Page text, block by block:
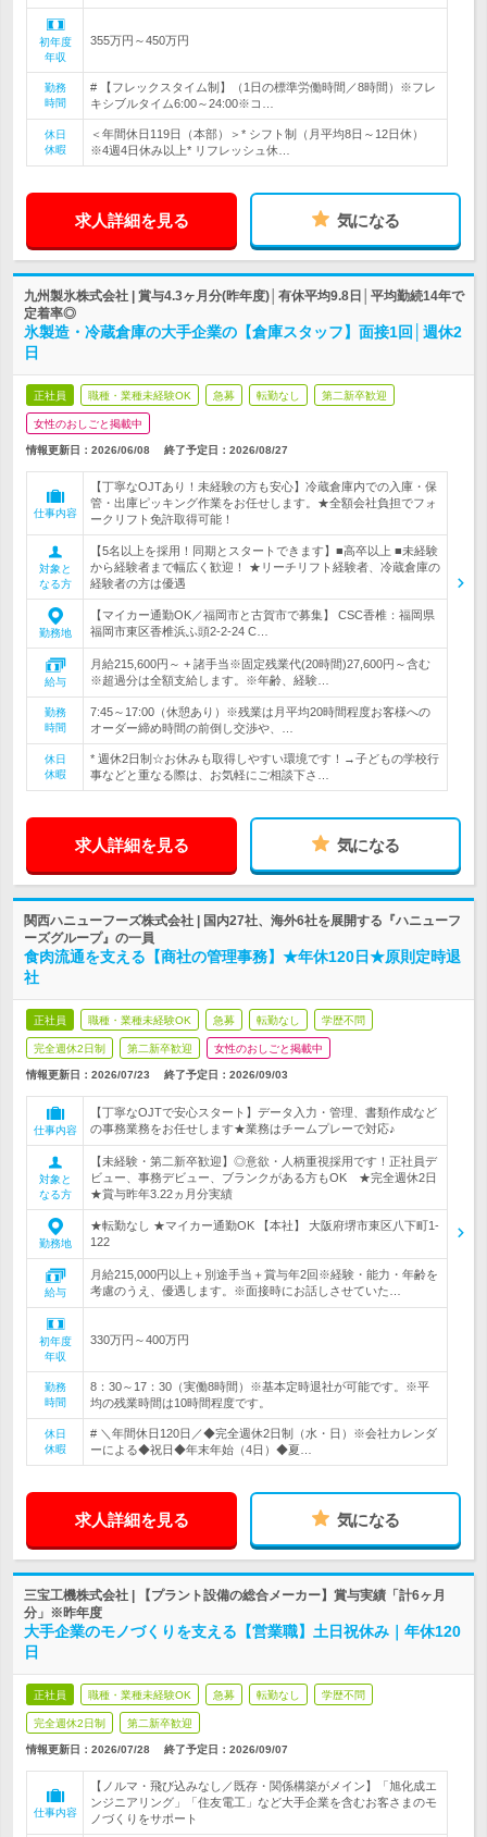
初年度
年収
355万円～450万円
勤務
時間
# 【フレックスタイム制】（1日の標準労働時間／8時間）※フレ
キシブルタイム6:00～24:00※コ…
休日
休暇
＜年間休日119日（本部）＞* シフト制（月平均8日～12日休）
※4週4日休み以上* リフレッシュ休…
求人詳細を見る 気になる
九州製氷株式会社 | 賞与4.3ヶ月分(昨年度)│有休平均9.8日│平均勤続14年で
定着率◎
氷製造・冷蔵倉庫の大手企業の【倉庫スタッフ】面接1回│週休2
日
正社員 職種・業種未経験OK 急募 転勤なし 第二新卒歓迎
女性のおしごと掲載中
情報更新日：2026/06/08 終了予定日： 2026/08/27
仕事内容
【丁寧なOJTあり！未経験の方も安心】冷蔵倉庫内での入庫・保
管・出庫ピッキング作業をお任せします。★全額会社負担でフォ
ークリフト免許取得可能！
対象と
なる方
【5名以上を採用！同期とスタートできます】■高卒以上 ■未経験
から経験者まで幅広く歓迎！ ★リーチリフト経験者、冷蔵倉庫の
経験者の方は優遇
勤務地
【マイカー通勤OK／福岡市と古賀市で募集】 CSC香椎：福岡県
福岡市東区香椎浜ふ頭2-2-24 C…
給与
月給215,600円～ + 諸手当※固定残業代(20時間)27,600円～含む
※超過分は全額支給します。※年齢、経験…
勤務
時間
7:45～17:00（休憩あり）※残業は月平均20時間程度お客様への
オーダー締め時間の前倒し交渉や、…
休日
休暇
* 週休2日制☆お休みも取得しやすい環境です！→子どもの学校行
事などと重なる際は、お気軽にご相談下さ…
求人詳細を見る 気になる
関西ハニューフーズ株式会社 | 国内27社、海外6社を展開する『ハニューフ
ーズグループ』の一員
食肉流通を支える【商社の管理事務】★年休120日★原則定時退
社
正社員 職種・業種未経験OK 急募 転勤なし 学歴不問
完全週休2日制 第二新卒歓迎 女性のおしごと掲載中
情報更新日：2026/07/23 終了予定日： 2026/09/03
仕事内容
【丁寧なOJTで安心スタート】データ入力・管理、書類作成など
の事務業務をお任せします★業務はチームプレーで対応♪
対象と
なる方
【未経験・第二新卒歓迎】◎意欲・人柄重視採用です！正社員デ
ビュー、事務デビュー、ブランクがある方もOK ★完全週休2日
★賞与昨年3.22ヵ月分実績
勤務地
★転勤なし ★マイカー通勤OK 【本社】 大阪府堺市東区八下町1-
122
給与
月給215,000円以上＋別途手当＋賞与年2回※経験・能力・年齢を
考慮のうえ、優遇します。※面接時にお話しさせていた…
初年度
年収
330万円～400万円
勤務
時間
8：30～17：30（実働8時間）※基本定時退社が可能です。※平
均の残業時間は10時間程度です。
休日
休暇
# ＼年間休日120日／◆完全週休2日制（水・日）※会社カレンダ
ーによる◆祝日◆年末年始（4日）◆夏…
求人詳細を見る 気になる
三宝工機株式会社 | 【プラント設備の総合メーカー】賞与実績「計6ヶ月
分」※昨年度
大手企業のモノづくりを支える【営業職】土日祝休み｜年休120
日
正社員 職種・業種未経験OK 急募 転勤なし 学歴不問
完全週休2日制 第二新卒歓迎
情報更新日：2026/07/28 終了予定日： 2026/09/07
仕事内容
【ノルマ・飛び込みなし／既存・関係構築がメイン】「旭化成エ
ンジニアリング」「住友電工」など大手企業を含むお客さまのモ
ノづくりをサポート